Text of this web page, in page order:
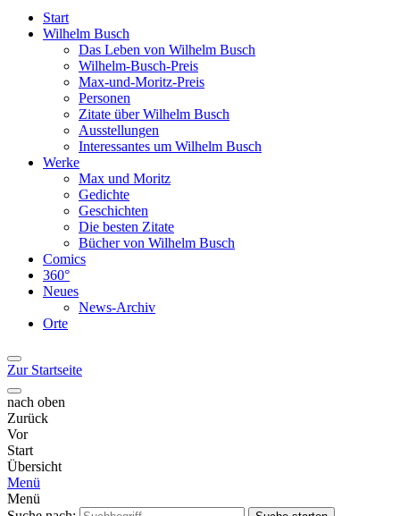
Start
Wilhelm Busch
Das Leben von Wilhelm Busch
Wilhelm-Busch-Preis
Max-und-Moritz-Preis
Personen
Zitate über Wilhelm Busch
Ausstellungen
Interessantes um Wilhelm Busch
Werke
Max und Moritz
Gedichte
Geschichten
Die besten Zitate
Bücher von Wilhelm Busch
Comics
360°
Neues
News-Archiv
Orte
Zur Startseite
nach oben
Zurück
Vor
Start
Übersicht
Menü
Menü